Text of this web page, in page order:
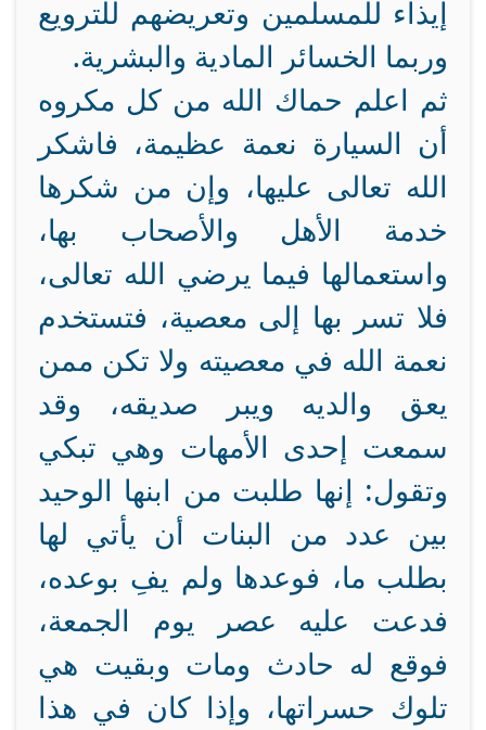
إيذاء للمسلمين وتعريضهم للترويع
وربما الخسائر المادية والبشرية.
ثم اعلم حماك الله من كل مكروه
أن السيارة نعمة عظيمة، فاشكر
الله تعالى عليها، وإن من شكرها
خدمة الأهل والأصحاب بها،
واستعمالها فيما يرضي الله تعالى،
فلا تسر بها إلى معصية، فتستخدم
نعمة الله في معصيته ولا تكن ممن
يعق والديه ويبر صديقه، وقد
سمعت إحدى الأمهات وهي تبكي
وتقول: إنها طلبت من ابنها الوحيد
بين عدد من البنات أن يأتي لها
بطلب ما، فوعدها ولم يفِ بوعده،
فدعت عليه عصر يوم الجمعة،
فوقع له حادث ومات وبقيت هي
تلوك حسراتها، وإذا كان في هذا